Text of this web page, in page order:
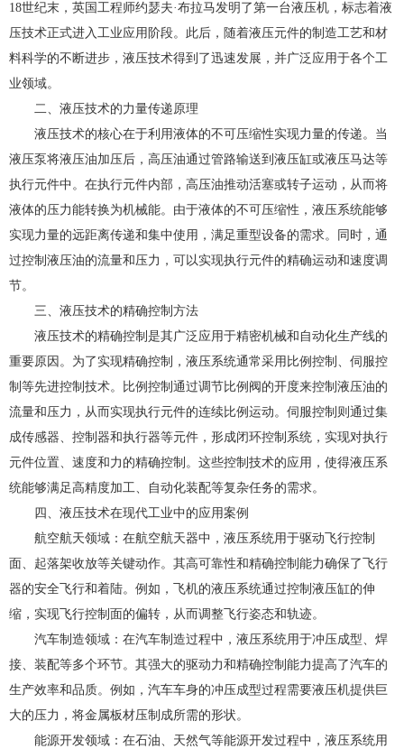
18世纪末，英国工程师约瑟夫·布拉马发明了第一台液压机，标志着液
压技术正式进入工业应用阶段。此后，随着液压元件的制造工艺和材
料科学的不断进步，液压技术得到了迅速发展，并广泛应用于各个工
业领域。
二、液压技术的力量传递原理
液压技术的核心在于利用液体的不可压缩性实现力量的传递。当
液压泵将液压油加压后，高压油通过管路输送到液压缸或液压马达等
执行元件中。在执行元件内部，高压油推动活塞或转子运动，从而将
液体的压力能转换为机械能。由于液体的不可压缩性，液压系统能够
实现力量的远距离传递和集中使用，满足重型设备的需求。同时，通
过控制液压油的流量和压力，可以实现执行元件的精确运动和速度调
节。
三、液压技术的精确控制方法
液压技术的精确控制是其广泛应用于精密机械和自动化生产线的
重要原因。为了实现精确控制，液压系统通常采用比例控制、伺服控
制等先进控制技术。比例控制通过调节比例阀的开度来控制液压油的
流量和压力，从而实现执行元件的连续比例运动。伺服控制则通过集
成传感器、控制器和执行器等元件，形成闭环控制系统，实现对执行
元件位置、速度和力的精确控制。这些控制技术的应用，使得液压系
统能够满足高精度加工、自动化装配等复杂任务的需求。
四、液压技术在现代工业中的应用案例
航空航天领域：在航空航天器中，液压系统用于驱动飞行控制
面、起落架收放等关键动作。其高可靠性和精确控制能力确保了飞行
器的安全飞行和着陆。例如，飞机的液压系统通过控制液压缸的伸
缩，实现飞行控制面的偏转，从而调整飞行姿态和轨迹。
汽车制造领域：在汽车制造过程中，液压系统用于冲压成型、焊
接、装配等多个环节。其强大的驱动力和精确控制能力提高了汽车的
生产效率和品质。例如，汽车车身的冲压成型过程需要液压机提供巨
大的压力，将金属板材压制成所需的形状。
能源开发领域：在石油、天然气等能源开发过程中，液压系统用